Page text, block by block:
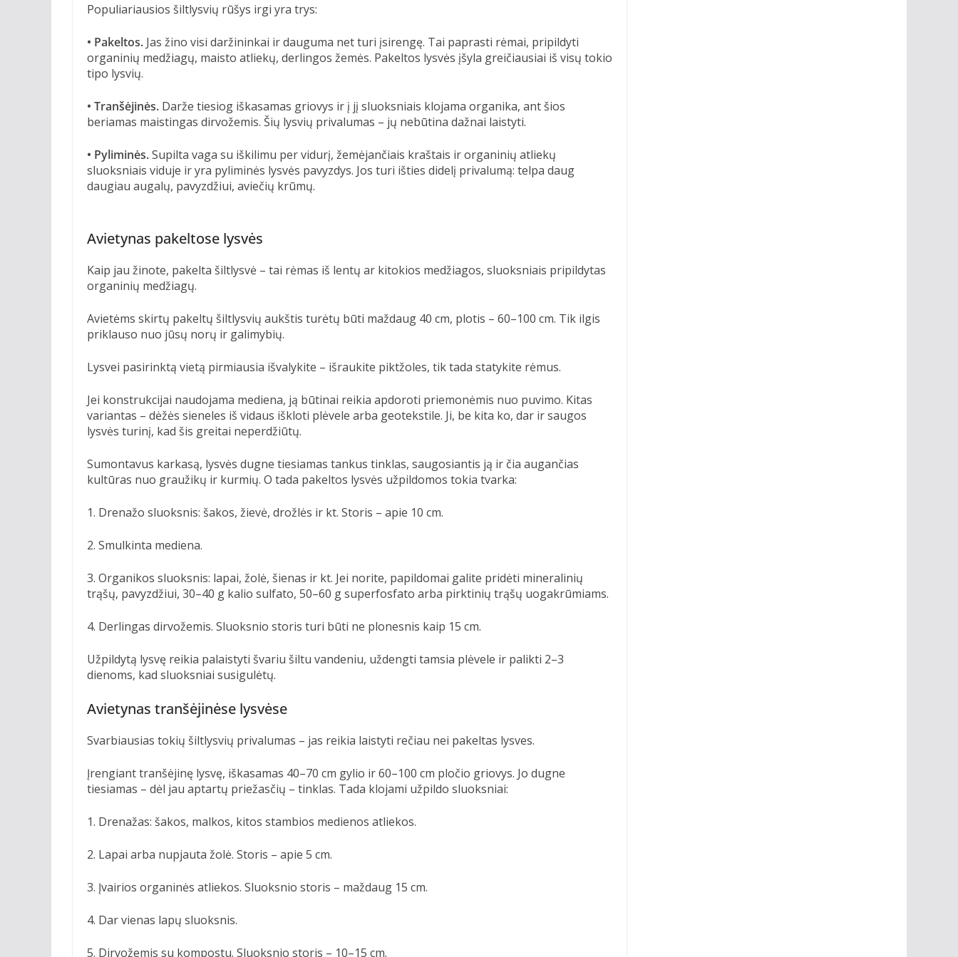
Populiariausios šiltlysvių rūšys irgi yra trys:
• Pakeltos. Jas žino visi daržininkai ir dauguma net turi įsirengę. Tai paprasti rėmai, pripildyti
organinių medžiagų, maisto atliekų, derlingos žemės. Pakeltos lysvės įšyla greičiausiai iš visų tokio
tipo lysvių.
• Tranšėjinės. Darže tiesiog iškasamas griovys ir į jį sluoksniais klojama organika, ant šios
beriamas maistingas dirvožemis. Šių lysvių privalumas – jų nebūtina dažnai laistyti.
• Pyliminės.Supilta vaga su iškilimu per vidurį, žemėjančiais kraštais ir organinių atliekų
sluoksniais viduje ir yra pyliminės lysvės pavyzdys. Jos turi išties didelį privalumą: telpa daug
daugiau augalų, pavyzdžiui, aviečių krūmų.
Avietynas pakeltose lysvės
Kaip jau žinote, pakelta šiltlysvė – tai rėmas iš lentų ar kitokios medžiagos, sluoksniais pripildytas
organinių medžiagų.
Avietėms skirtų pakeltų šiltlysvių aukštis turėtų būti maždaug 40 cm, plotis – 60–100 cm. Tik ilgis
priklauso nuo jūsų norų ir galimybių.
Lysvei pasirinktą vietą pirmiausia išvalykite – išraukite piktžoles, tik tada statykite rėmus.
Jei konstrukcijai naudojama mediena, ją būtinai reikia apdoroti priemonėmis nuo puvimo. Kitas
variantas – dėžės sieneles iš vidaus iškloti plėvele arba geotekstile. Ji, be kita ko, dar ir saugos
lysvės turinį, kad šis greitai neperdžiūtų.
Sumontavus karkasą, lysvės dugne tiesiamas tankus tinklas, saugosiantis ją ir čia augančias
kultūras nuo graužikų ir kurmių. O tada pakeltos lysvės užpildomos tokia tvarka:
1. Drenažo sluoksnis: šakos, žievė, drožlės ir kt. Storis – apie 10 cm.
2. Smulkinta mediena.
3. Organikos sluoksnis: lapai, žolė, šienas ir kt. Jei norite, papildomai galite pridėti mineralinių
trąšų, pavyzdžiui, 30–40 g kalio sulfato, 50–60 g superfosfato arba pirktinių trąšų uogakrūmiams.
4. Derlingas dirvožemis. Sluoksnio storis turi būti ne plonesnis kaip 15 cm.
Užpildytą lysvę reikia palaistyti švariu šiltu vandeniu, uždengti tamsia plėvele ir palikti 2–3
dienoms, kad sluoksniai susigulėtų.
Avietynas tranšėjinėse lysvėse
Svarbiausias tokių šiltlysvių privalumas – jas reikia laistyti rečiau nei pakeltas lysves.
Įrengiant tranšėjinę lysvę, iškasamas 40–70 cm gylio ir 60–100 cm pločio griovys. Jo dugne
tiesiamas – dėl jau aptartų priežasčių – tinklas. Tada klojami užpildo sluoksniai:
1. Drenažas: šakos, malkos, kitos stambios medienos atliekos.
2. Lapai arba nupjauta žolė. Storis – apie 5 cm.
3. Įvairios organinės atliekos. Sluoksnio storis – maždaug 15 cm.
4. Dar vienas lapų sluoksnis.
5. Dirvožemis su kompostu. Sluoksnio storis – 10–15 cm.